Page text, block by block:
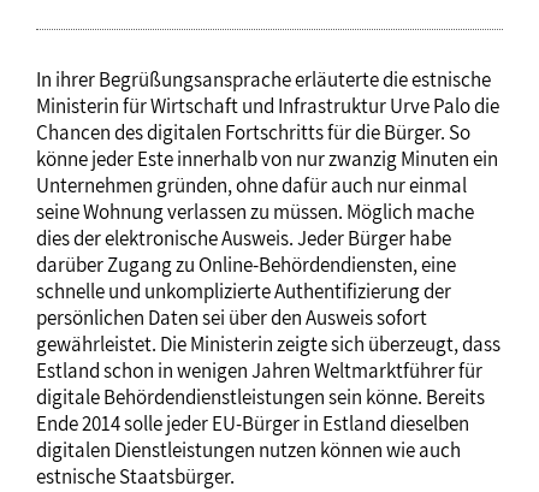
In ihrer Begrüßungsansprache erläuterte die estnische
Ministerin für Wirtschaft und Infrastruktur Urve Palo die
Chancen des digitalen Fortschritts für die Bürger. So
könne jeder Este innerhalb von nur zwanzig Minuten ein
Unternehmen gründen, ohne dafür auch nur einmal
seine Wohnung verlassen zu müssen. Möglich mache
dies der elektronische Ausweis. Jeder Bürger habe
darüber Zugang zu Online-Behördendiensten, eine
schnelle und unkomplizierte Authentifizierung der
persönlichen Daten sei über den Ausweis sofort
gewährleistet. Die Ministerin zeigte sich überzeugt, dass
Estland schon in wenigen Jahren Weltmarktführer für
digitale Behördendienstleistungen sein könne. Bereits
Ende 2014 solle jeder EU-Bürger in Estland dieselben
digitalen Dienstleistungen nutzen können wie auch
estnische Staatsbürger.